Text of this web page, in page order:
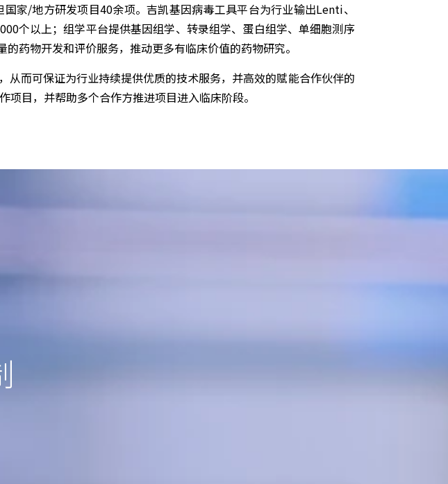
家/地方研发项目40余项。吉凯基因病毒工具平台为行业输出Lenti、
个以上；组学平台提供基因组学、转录组学、蛋白组学、单细胞测序
药物开发和评价服务，推动更多有临床价值的药物研究。
而可保证为行业持续提供优质的技术服务，并高效的赋能合作伙伴的
目，并帮助多个合作方推进项目进入临床阶段。